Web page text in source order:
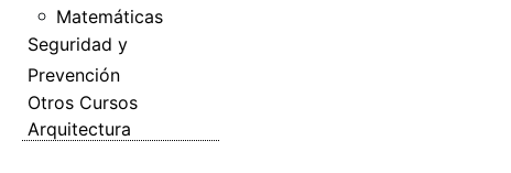
Matemáticas
Seguridad y
Prevención
Otros Cursos
Arquitectura